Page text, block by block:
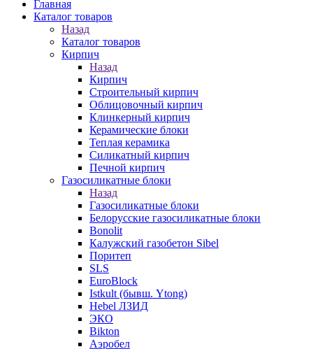
Главная
Каталог товаров
Назад
Каталог товаров
Кирпич
Назад
Кирпич
Строительный кирпич
Облицовочный кирпич
Клинкерный кирпич
Керамические блоки
Теплая керамика
Силикатный кирпич
Печной кирпич
Газосиликатные блоки
Назад
Газосиликатные блоки
Белорусские газосиликатные блоки
Bonolit
Калужский газобетон Sibel
Поритеп
SLS
EuroBlock
Istkult (бывш. Ytong)
Hebel ЛЗИД
ЭКО
Bikton
Аэробел